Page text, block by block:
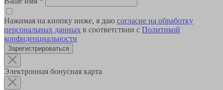
Нажимая на кнопку ниже, я даю согласие на обработку
персональных данных в соответствии с Политикой
конфиденциальности
Зарегистрироваться
Электронная бонусная карта